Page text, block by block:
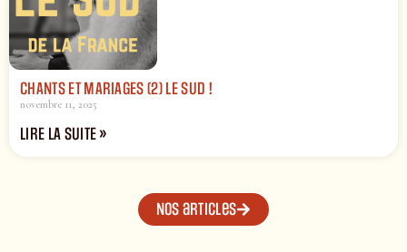
CHANTS ET MARIAGES (2) LE SUD !
novembre 11, 2025
LIRE LA SUITE »
Nos articles